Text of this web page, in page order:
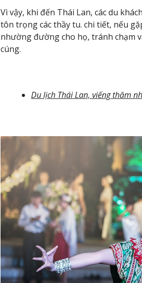
Vì vậy, khi đến Thái Lan, các du
tôn trọng các thầy tu. chi tiết, nếu
nhường đường cho họ, tránh chạm
cúng.
Du lịch Thái Lan, viếng thăm